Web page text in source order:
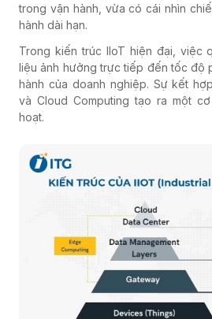
trong vận hành, vừa có cái nhìn
hành dài hạn.
Trong kiến trúc IIoT hiện đại, việc
liệu ảnh hưởng trực tiếp đến tốc độ
hành của doanh nghiệp. Sự kết
và Cloud Computing tạo ra một
hoạt.